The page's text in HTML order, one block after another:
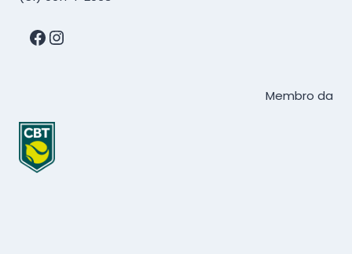
Facebook
Instagram
Membro da